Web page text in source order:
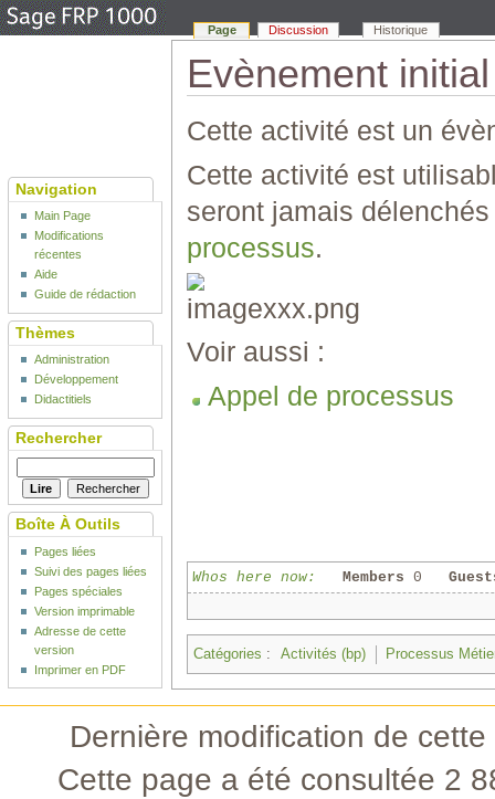
Evènement
Cette activité est un
Cette activité est
seront jamais
processus.
Voir aussi :
Appel de processus
Whos here now: Members 0
Catégories : Activités (bp) Processus
Page Discussion Historique
Navigation
Main Page
Modifications
récentes
Aide
Guide de rédaction
Thèmes
Administration
Développement
Didactitiels
Rechercher
Boîte À Outils
Pages liées
Suivi des pages liées
Pages spéciales
Version imprimable
Adresse de cette
version
Imprimer en PDF
Dernière modification de
Cette page a été consultée 2